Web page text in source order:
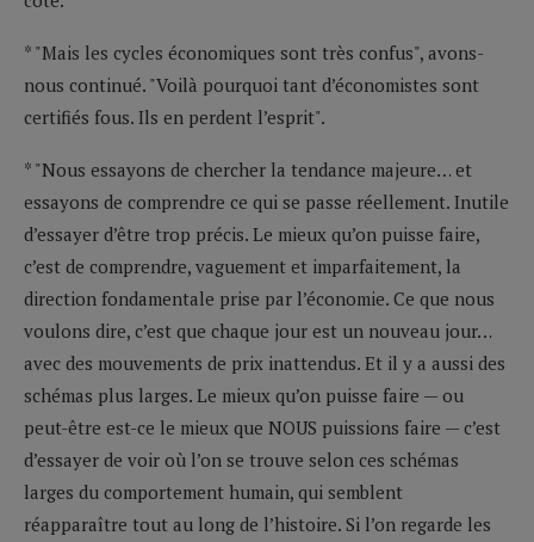
* "Mais les cycles économiques sont très confus", avons-
nous continué. "Voilà pourquoi tant d’économistes sont
certifiés fous. Ils en perdent l’esprit".
* "Nous essayons de chercher la tendance majeure… et
essayons de comprendre ce qui se passe réellement. Inutile
d’essayer d’être trop précis. Le mieux qu’on puisse faire,
c’est de comprendre, vaguement et imparfaitement, la
direction fondamentale prise par l’économie. Ce que nous
voulons dire, c’est que chaque jour est un nouveau jour…
avec des mouvements de prix inattendus. Et il y a aussi des
schémas plus larges. Le mieux qu’on puisse faire — ou
peut-être est-ce le mieux que NOUS puissions faire — c’est
d’essayer de voir où l’on se trouve selon ces schémas
larges du comportement humain, qui semblent
réapparaître tout au long de l’histoire. Si l’on regarde les